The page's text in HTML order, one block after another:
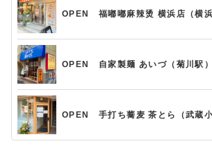
OPEN 福嘟嘟麻辣烫 横浜店（横浜
OPEN 自家製麺 あいづ（菊川駅）
OPEN 手打ち蕎麦 茶とら（武蔵小